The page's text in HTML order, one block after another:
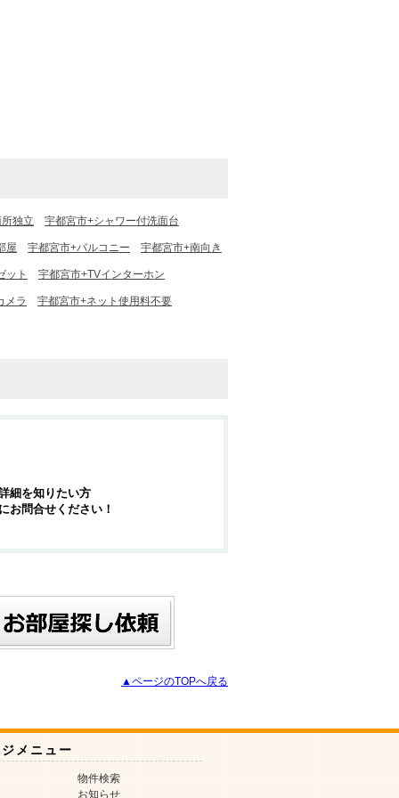
独立 宇都宮市+シャワー付洗面台
屋 宇都宮市+バルコニー 宇都宮市+南向き
ット 宇都宮市+TVインターホン
メラ 宇都宮市+ネット使用料不要
細を知りたい方
お問合せください！
▲ページのTOPへ戻る
メニュー
物件検索
お知らせ